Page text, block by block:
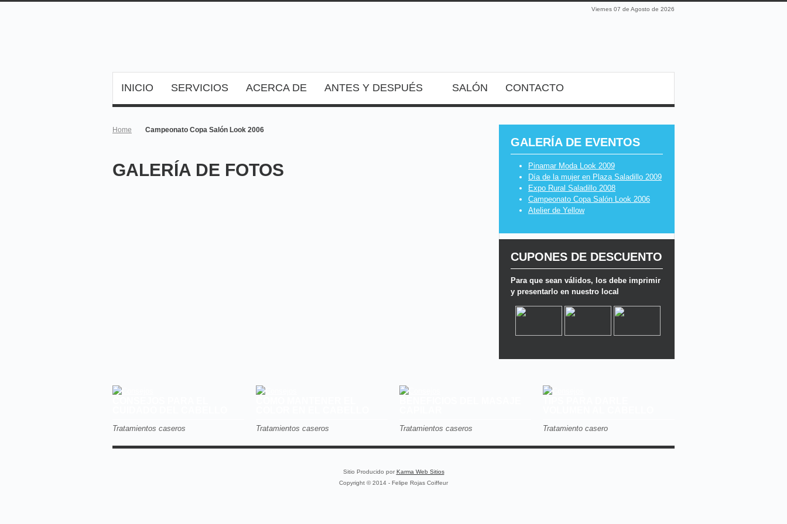
Viernes 07 de Agosto de 2026
INICIO SERVICIOS ACERCA DE ANTES Y DESPUÉS SALÓN CONTACTO
Home Campeonato Copa Salón Look 2006
GALERÍA DE FOTOS
GALERÍA DE EVENTOS
Pinamar Moda Look 2009
Día de la mujer en Plaza Saladillo 2009
Expo Rural Saladillo 2008
Campeonato Copa Salón Look 2006
Atelier de Yellow
CUPONES DE DESCUENTO
Para que sean válidos, los debe imprimir
y presentarlo en nuestro local
Tratamientos caseros Tratamientos caseros Tratamientos caseros Tratamiento casero
Sitio Producido por Karma Web Sitios
Copyright © 2014 - Felipe Rojas Coiffeur